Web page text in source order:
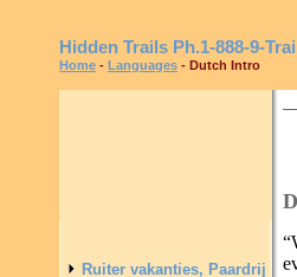
Hidden Trails Ph.1-888-9-
Home - Languages - Dutch Intro
Ruiter vakanties, Paardrij